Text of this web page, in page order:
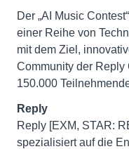
Der „AI Music
einer Reihe von
mit dem Ziel,
Community der
150.000
Reply
Reply [EXM, STAR:
spezialisiert auf die